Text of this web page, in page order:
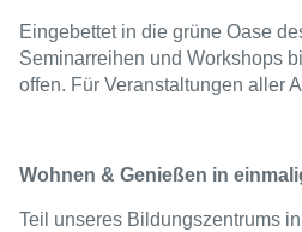
Eingebettet in die grüne Oase
Seminarreihen und Workshops
offen. Für Veranstaltungen aller
Wohnen & Genießen in
Teil unseres Bildungszentrums